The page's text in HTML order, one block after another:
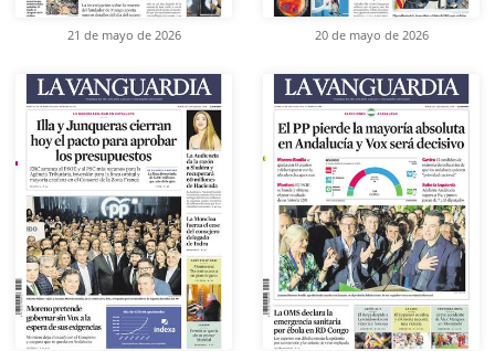
21 de mayo de 2026 20 de mayo de 2026